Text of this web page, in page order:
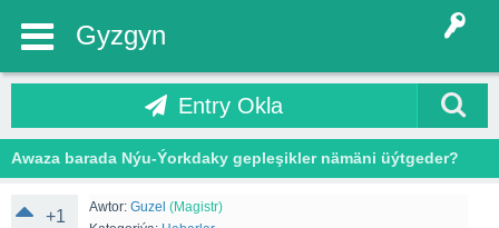
Gyzgyn
Entry Okla
Awaza barada Nýu-Ýorkdaky gepleşikler nämäni üýtgeder?
+1 Awtor: Guzel (Magistr)